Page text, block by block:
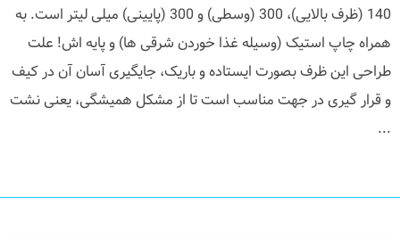
140 (ظرف بالایی)، 300 (وسطی) و 300 (پایینی) میلی لیتر است. به
همراه چاپ استیک (وسیله غذا خوردن شرقی ها) و پایه اش! علت
طراحی این ظرف بصورت ایستاده و باریک، جایگیری آسان آن در کیف
و قرار گیری در جهت مناسب است تا از مشکل همیشگی، یعنی نشت
...